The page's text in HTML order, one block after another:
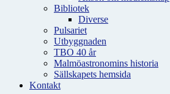
Bibliotek
Diverse
Pulsariet
Utbyggnaden
TBO 40 år
Malmöastronomins historia
Sällskapets hemsida
Kontakt